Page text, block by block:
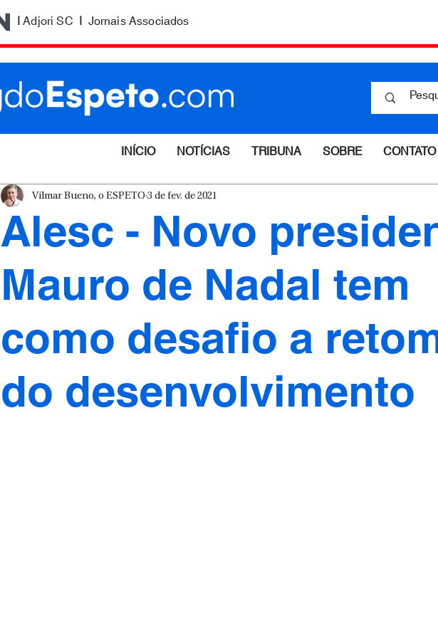
|Adjori SC | Jornais Associados
INÍCIO NOTÍCIAS TRIBUNA SOBRE CONTATO
Alesc - Novo
Mauro de Nadal tem
como desafio a
do desenvolvimento
Vilmar Bueno, o ESPETO 3 de fev. de 2021